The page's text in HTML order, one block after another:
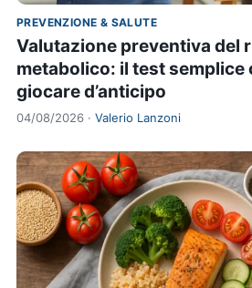
PREVENZIONE & SALUTE
Valutazione preventiva del
metabolico: il test semplice
giocare d’anticipo
04/08/2026 · Valerio Lanzoni